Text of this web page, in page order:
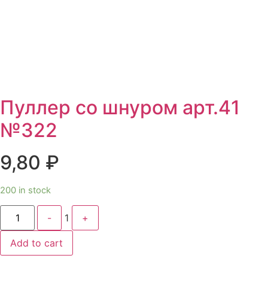
Пуллер со шнуром арт.41
№322
9,80 ₽
200 in stock
Quantity
- 1 +
Add to cart